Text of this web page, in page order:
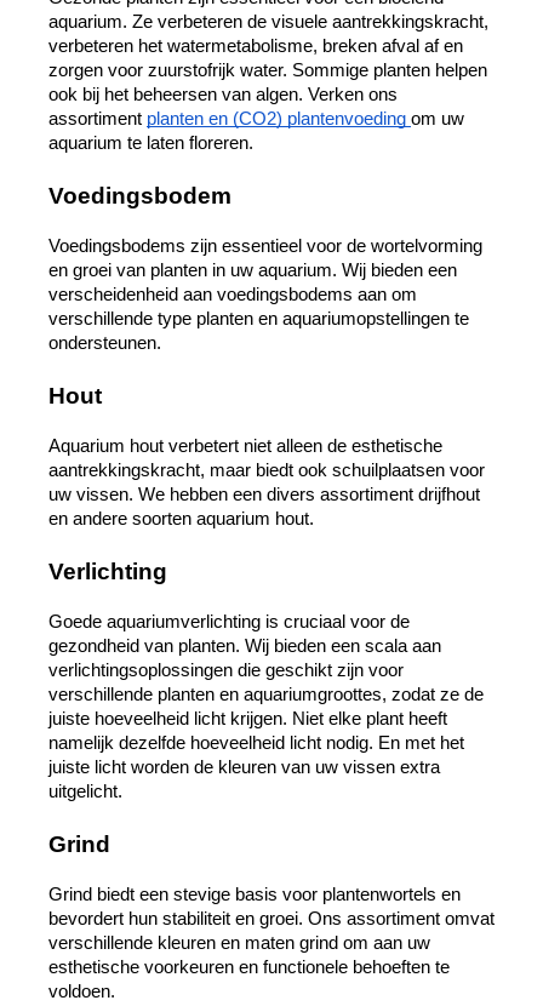
aquarium. Ze verbeteren de visuele aantrekkingskracht,
verbeteren het watermetabolisme, breken afval af en
zorgen voor zuurstofrijk water. Sommige planten helpen
ook bij het beheersen van algen. Verken ons
assortiment planten en (CO2) plantenvoeding om uw
aquarium te laten floreren.
Voedingsbodem
Voedingsbodems zijn essentieel voor de wortelvorming
en groei van planten in uw aquarium. Wij bieden een
verscheidenheid aan voedingsbodems aan om
verschillende type planten en aquariumopstellingen te
ondersteunen.
Hout
Aquarium hout verbetert niet alleen de esthetische
aantrekkingskracht, maar biedt ook schuilplaatsen voor
uw vissen. We hebben een divers assortiment drijfhout
en andere soorten aquarium hout.
Verlichting
Goede aquariumverlichting is cruciaal voor de
gezondheid van planten. Wij bieden een scala aan
verlichtingsoplossingen die geschikt zijn voor
verschillende planten en aquariumgroottes, zodat ze de
juiste hoeveelheid licht krijgen. Niet elke plant heeft
namelijk dezelfde hoeveelheid licht nodig. En met het
juiste licht worden de kleuren van uw vissen extra
uitgelicht.
Grind
Grind biedt een stevige basis voor plantenwortels en
bevordert hun stabiliteit en groei. Ons assortiment omvat
verschillende kleuren en maten grind om aan uw
esthetische voorkeuren en functionele behoeften te
voldoen.